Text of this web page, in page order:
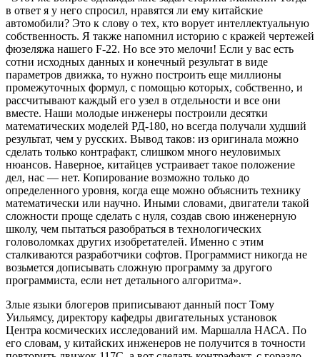
в ответ я у него спросил, нравятся ли ему китайские
автомобили? Это к слову о тех, кто ворует интеллектуальную
собственность. Я также напомнил историю с кражей чертежей
фюзеляжа нашего F-22. Но все это мелочи! Если у вас есть
сотни исходных данных и конечный результат в виде
параметров движка, то нужно построить еще миллионы
промежуточных формул, с помощью которых, собственно, и
рассчитывают каждый его узел в отдельности и все они
вместе. Наши молодые инженеры построили десятки
математических моделей РД-180, но всегда получали худший
результат, чем у русских. Вывод таков: из оригинала можно
сделать только контрафакт, слишком много неуловимых
нюансов. Наверное, китайцев устраивает такое положение
дел, нас — нет. Копирование возможно только до
определенного уровня, когда еще можно объяснить технику
математически или научно. Иными словами, двигатели такой
сложности проще сделать с нуля, создав свою инженерную
школу, чем пытаться разобраться в технологических
головоломках других изобретателей. Именно с этим
сталкиваются разработчики софтов. Программист никогда не
возьмется дописывать сложную программу за другого
программиста, если нет детального алгоритма».
Злые языки блогеров приписывают данный пост Тому
Уильямсу, директору кафедры двигательных установок
Центра космических исследований им. Маршалла НАСА. По
его словам, у китайских инженеров не получится в точности